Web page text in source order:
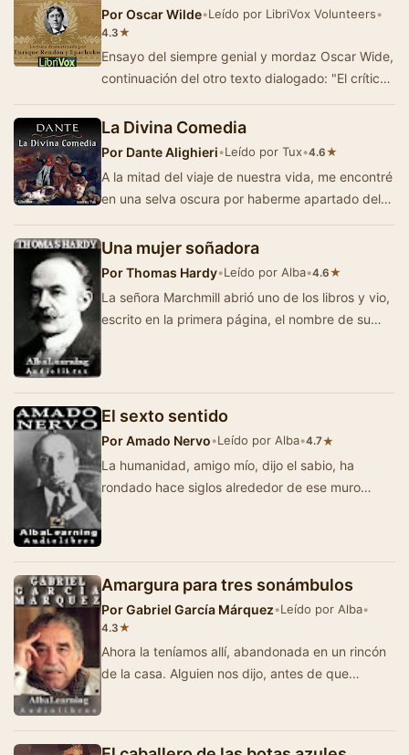
PorOscar Wilde•Leído por LibriVox Volunteers•
4.3★
Ensayo del siempre genial y mordaz Oscar Wide,
continuación del otro texto dialogado: "El crítico
La Divina Comedia
Por Dante Alighieri•Leído por Tux•4.6★
A la mitad del viaje de nuestra vida, me encontré
en una selva oscura por haberme apartado del
Una mujer soñadora
PorThomas Hardy•Leído por Alba•4.6★
La señora Marchmill abrió uno de los libros y vio,
escrito en la primera página, el nombre de su
El sexto sentido
PorAmado Nervo•Leído por Alba•4.7★
La humanidad, amigo mío, dijo el sabio, ha
rondado hace siglos alrededor de ese muro
Amargura para tres sonámbulos
PorGabriel García Márquez•Leído por Alba•
4.3★
Ahora la teníamos allí, abandonada en un rincón
de la casa. Alguien nos dijo, antes de que